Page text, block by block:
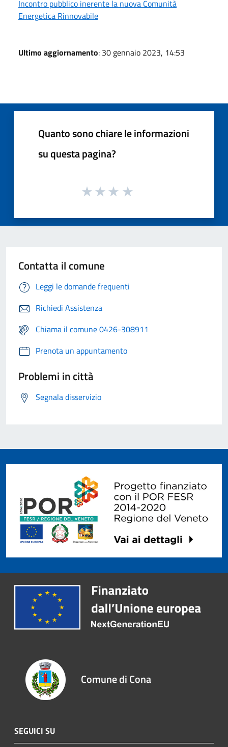
Incontro pubblico inerente la nuova Comunità
Energetica Rinnovabile
Ultimo aggiornamento: 30 gennaio 2023, 14:53
Quanto sono chiare le informazioni
su questa pagina?
Contatta il comune
Leggi le domande frequenti
Richiedi Assistenza
Chiama il comune 0426-308911
Prenota un appuntamento
Problemi in città
Segnala disservizio
Comune di Cona
SEGUICI SU